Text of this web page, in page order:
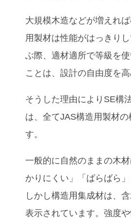
大規模木造などが増えれ
用製材は性能がはっきり
ぶ際、適材適所で等級を
ことは、設計の自由度を
そうした理由によりSE構
は、全てJAS構造用製材の
す。
一般的に自然のままの木
かりにくい」「ばらばら
しかし構造用集成材は、
表示されています。強度